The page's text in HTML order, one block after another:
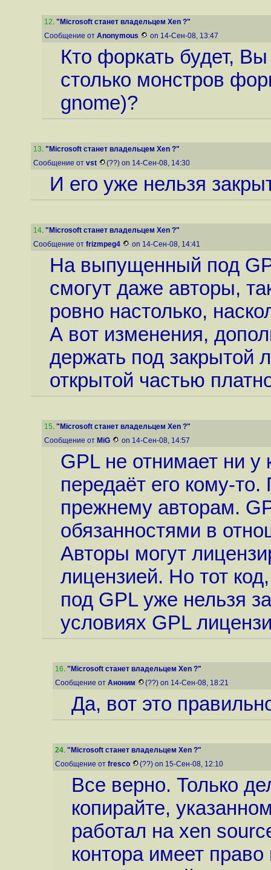
12. "Microsoft станет владельцем Xen ?"
Сообщение от Anonymous on 14-Сен-08, 13:47
Кто форкать будет,
столько монстров
gnome)?
13. "Microsoft станет владельцем Xen ?"
Сообщение от vst (??) on 14-Сен-08, 14:30
И его уже нельзя
14. "Microsoft станет владельцем Xen ?"
Сообщение от frizmpeg4 on 14-Сен-08, 14:41
На выпущенный под
смогут даже авторы,
ровно настолько,
А вот изменения,
держать под закрытой
открытой частью
15. "Microsoft станет владельцем Xen ?"
Сообщение от MiG on 14-Сен-08, 14:57
GPL не отнимает ни у
передаёт его кому-
прежнему авторам.
обязанностями в
Авторы могут
лицензией. Но тот
под GPL уже нельзя
условиях GPL
16. "Microsoft станет владельцем Xen ?"
Сообщение от Аноним (??) on 14-Сен-08, 18:21
Да, вот это
24. "Microsoft станет владельцем Xen ?"
Сообщение от fresco (??) on 15-Сен-08, 12:10
Все верно. Только
копирайте,
работал на xen
контора имеет